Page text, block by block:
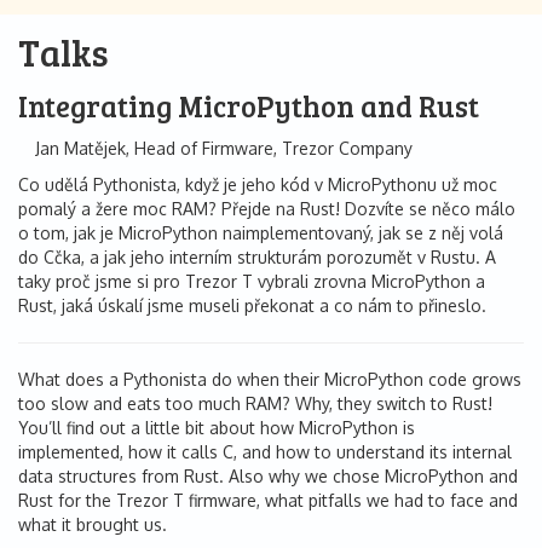
Talks
Integrating MicroPython and Rust
Jan Matějek, Head of Firmware, Trezor Company
Co udělá Pythonista, když je jeho kód v MicroPythonu už moc
pomalý a žere moc RAM? Přejde na Rust! Dozvíte se něco málo
o tom, jak je MicroPython naimplementovaný, jak se z něj volá
do Cčka, a jak jeho interním strukturám porozumět v Rustu. A
taky proč jsme si pro Trezor T vybrali zrovna MicroPython a
Rust, jaká úskalí jsme museli překonat a co nám to přineslo.
What does a Pythonista do when their MicroPython code grows
too slow and eats too much RAM? Why, they switch to Rust!
You’ll find out a little bit about how MicroPython is
implemented, how it calls C, and how to understand its internal
data structures from Rust. Also why we chose MicroPython and
Rust for the Trezor T firmware, what pitfalls we had to face and
what it brought us.